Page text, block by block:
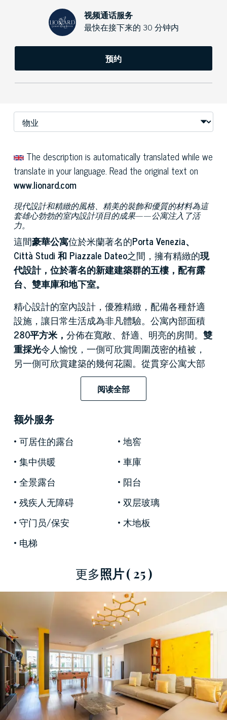
视频通话服务
最快在接下来的 30 分钟内
预约
The description is automatically translated while we
translate in your language. Read the original text on
www.lionard.com
現代設計和精緻的風格、精美的裝飾和優質的材料為這
套雄心勃勃的室內設計項目的成果——公寓注入了活
力。
這間豪華公寓位於米蘭著名的Porta Venezia、
Città Studi 和 Piazzale Dateo之間，擁有精緻的現
代設計，位於著名的新建建築群的五樓，配有露
台、雙車庫和地下室。
精心設計的室內設計，優雅精緻，配備各種舒適
設施，讓日常生活成為非凡體驗。公寓內部面積
280平方米， 分佈在寬敞、舒適、明亮的房間。 雙
重採光令人愉悅，一側可欣賞周圍茂密的植被，
另一側可欣賞建築的幾何花園。從貫穿公寓大部
30平方公尺私人露臺上，您還可以欣賞
到花園的美景，為睡眠區提供了專屬的戶外空
三間臥室和三間浴室，
前用作書房的房間和一間可輕鬆改造成帶浴室的
臥室的洗衣房。公寓還擁有一個
車庫，可停放兩輛汽車和摩托車，一個小
室，以及位於公寓底層的70平方米空間，可用作
健身房/工作空間。
該建築是一座按照最高品質和設計標準
諾斯艾利斯門和羅馬門後面的Città Studi
Plebisciti
也能提供豐富的服務。
該房產是一處尊貴專屬的住宅，專為追求卓越的
人士打造：這套
豪華公寓將現代設計
並採用最高品質的裝飾和精心挑選的
材料。每個細節都體現了雄心勃勃的室內設計項
目，旨在提供舒適、優雅和極致的居住體驗。住
宅也充分考慮了永續性，利用
地熱能進行室內供
暖和製冷，從而降低了能源成本，確保了卓越的
居住舒適度。此外，公寓配備雙車庫，配備電動
車接口，支持當今日益增長的環保未來理念。
阅读全部
额外服务
可居住的露台
地窖
集中供暖
車庫
全景露台
阳台
残疾人无障碍
双层玻璃
守门员/保安
木地板
电梯
更多照片( 25 )